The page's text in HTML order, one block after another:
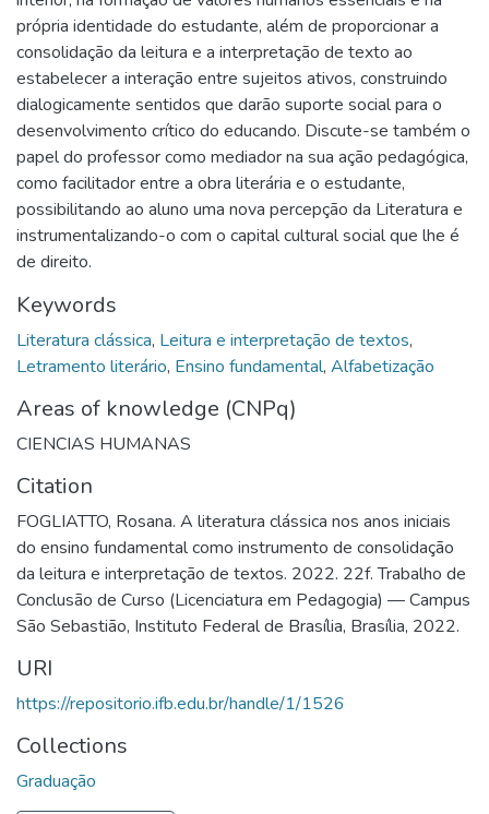
própria identidade do estudante, além de proporcionar a
consolidação da leitura e a interpretação de texto ao
estabelecer a interação entre sujeitos ativos, construindo
dialogicamente sentidos que darão suporte social para o
desenvolvimento crítico do educando. Discute-se também o
papel do professor como mediador na sua ação pedagógica,
como facilitador entre a obra literária e o estudante,
possibilitando ao aluno uma nova percepção da Literatura e
instrumentalizando-o com o capital cultural social que lhe é
de direito.
Keywords
Literatura clássica, Leitura e interpretação de textos,
Letramento literário, Ensino fundamental, Alfabetização
Areas of knowledge (CNPq)
CIENCIAS HUMANAS
Citation
FOGLIATTO, Rosana. A literatura clássica nos anos iniciais
do ensino fundamental como instrumento de consolidação
da leitura e interpretação de textos. 2022. 22f. Trabalho de
Conclusão de Curso (Licenciatura em Pedagogia) — Campus
São Sebastião, Instituto Federal de Brasília, Brasília, 2022.
URI
https://repositorio.ifb.edu.br/handle/1/1526
Collections
Graduação